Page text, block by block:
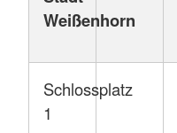
Weißenhorn
Schlossplatz
1